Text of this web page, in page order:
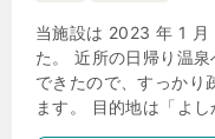
当施設は 2023 年 1 月
た。 近所の日帰り温
できたので、すっかり
ます。 目的地は「よ